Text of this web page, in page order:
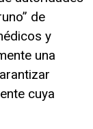
de
y
una
cuya